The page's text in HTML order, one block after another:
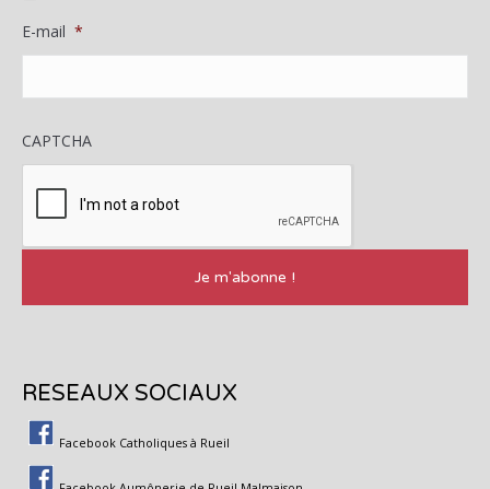
E-mail *
CAPTCHA
RESEAUX SOCIAUX
Facebook Catholiques à Rueil